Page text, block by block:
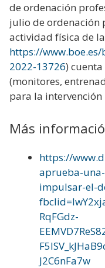
de ordenación
julio de ordenación
actividad física de la
https://
2022-13726)
(monitores,
para la intervención
Más
https://
aprueba-
impulsar-el-
RqFGdz-
J2C6nFa7w